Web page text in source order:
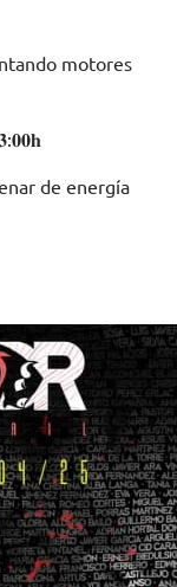
motores
de energía